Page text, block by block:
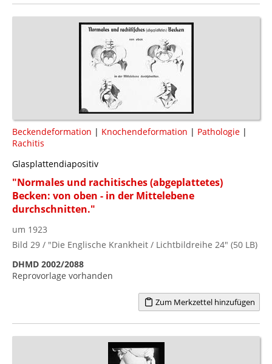
Beckendeformation | Knochendeformation | Pathologie |
Rachitis
Glasplattendiapositiv
"Normales und rachitisches (abgeplattetes)
Becken: von oben - in der Mittelebene
durchschnitten."
um 1923
Bild 29 / "Die Englische Krankheit / Lichtbildreihe 24" (50 LB)
DHMD 2002/2088
Reprovorlage vorhanden
Zum Merkzettel hinzufügen